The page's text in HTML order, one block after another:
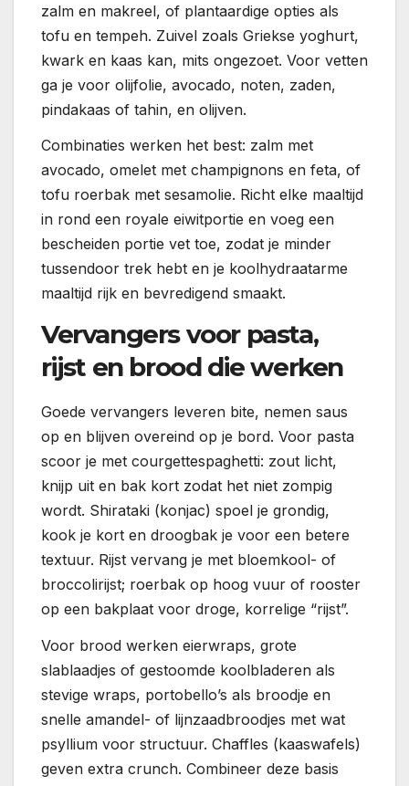
zalm en makreel, of plantaardige opties als
tofu en tempeh. Zuivel zoals Griekse yoghurt,
kwark en kaas kan, mits ongezoet. Voor vetten
ga je voor olijfolie, avocado, noten, zaden,
pindakaas of tahin, en olijven.
Combinaties werken het best: zalm met
avocado, omelet met champignons en feta, of
tofu roerbak met sesamolie. Richt elke maaltijd
in rond een royale eiwitportie en voeg een
bescheiden portie vet toe, zodat je minder
tussendoor trek hebt en je koolhydraatarme
maaltijd rijk en bevredigend smaakt.
Vervangers voor pasta,
rijst en brood die werken
Goede vervangers leveren bite, nemen saus
op en blijven overeind op je bord. Voor pasta
scoor je met courgettespaghetti: zout licht,
knijp uit en bak kort zodat het niet zompig
wordt. Shirataki (konjac) spoel je grondig,
kook je kort en droogbak je voor een betere
textuur. Rijst vervang je met bloemkool- of
broccolirijst; roerbak op hoog vuur of rooster
op een bakplaat voor droge, korrelige “rijst”.
Voor brood werken eierwraps, grote
slablaadjes of gestoomde koolbladeren als
stevige wraps, portobello’s als broodje en
snelle amandel- of lijnzaadbroodjes met wat
psyllium voor structuur. Chaffles (kaaswafels)
geven extra crunch. Combineer deze basis